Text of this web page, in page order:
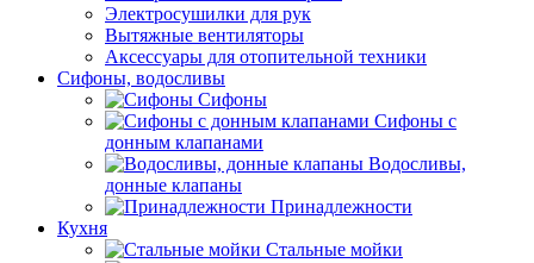
Электросушилки для рук
Вытяжные вентиляторы
Аксессуары для отопительной техники
Сифоны, водосливы
Сифоны
Сифоны с
донным клапанами
Водосливы,
донные клапаны
Принадлежности
Кухня
Стальные мойки